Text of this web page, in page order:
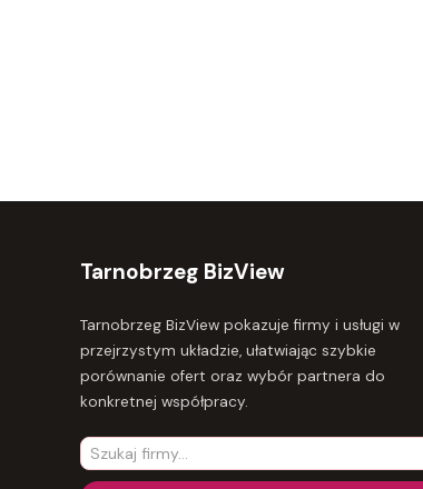
Tarnobrzeg BizView
Tarnobrzeg BizView pokazuje firmy i usługi w
przejrzystym układzie, ułatwiając szybkie
porównanie ofert oraz wybór partnera do
konkretnej współpracy.